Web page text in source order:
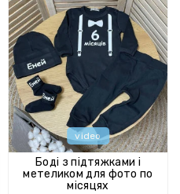
video
Боді з підтяжками і
метеликом для фото по
місяцях